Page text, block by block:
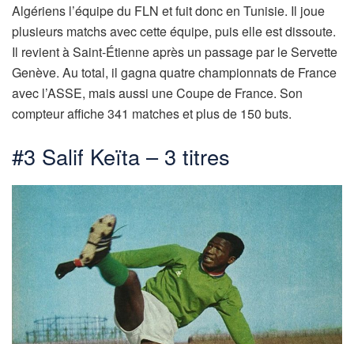
Algériens l’équipe du FLN et fuit donc en Tunisie. Il joue
plusieurs matchs avec cette équipe, puis elle est dissoute.
Il revient à Saint-Étienne après un passage par le Servette
Genève. Au total, il gagna quatre championnats de France
avec l’ASSE, mais aussi une Coupe de France. Son
compteur affiche 341 matches et plus de 150 buts.
#3 Salif Keïta – 3 titres